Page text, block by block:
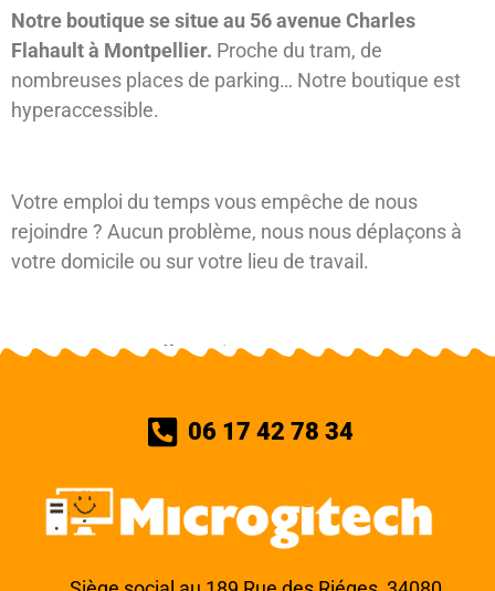
Notre boutique se situe au 56 avenue Charles
Flahault à Montpellier. Proche du tram, de
nombreuses places de parking… Notre boutique est
hyperaccessible.
Votre emploi du temps vous empêche de nous
rejoindre ? Aucun problème, nous nous déplaçons à
votre domicile ou sur votre lieu de travail.
Contactez-nous dès maintenant au 06 17 42 78 34.
06 17 42 78 34